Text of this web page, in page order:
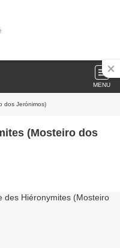
MENU
dos Jerónimos)
(Mosteiro dos